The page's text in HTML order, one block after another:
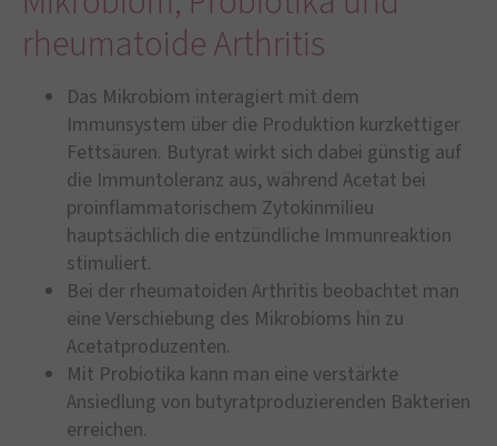
rheumatoide Arthritis
Das Mikrobiom interagiert mit dem
Immunsystem über die Produktion kurzkettiger
Fettsäuren. Butyrat wirkt sich dabei günstig auf
die Immuntoleranz aus, während Acetat bei
proinflamma­torischem Zytokinmilieu
hauptsächlich die entzündliche Immunreaktion
stimuliert.
Bei der rheumatoiden Arthritis beobachtet man
eine Verschiebung des Mikrobioms hin zu
Acetatproduzenten.
Mit Probiotika kann man eine verstärkte
Ansiedlung von butyratproduzierenden Bakterien
erreichen.